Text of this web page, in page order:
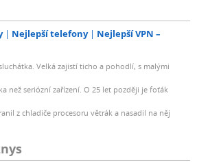
Nejlepší telefony
Nejlepší VPN –
Velká zajistí ticho a pohodlí, s malými
než seriózní zařízení. O 25 let později je foťák
z chladiče procesoru větrák a nasadil na něj